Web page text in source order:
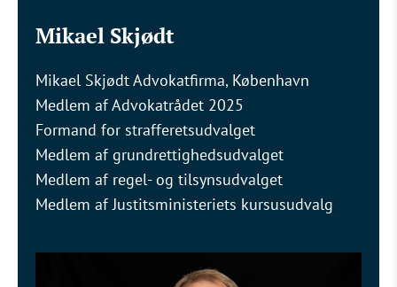
Mikael Skjødt
Mikael Skjødt Advokatfirma, København
Medlem af Advokatrådet 2025
Formand for strafferetsudvalget
Medlem af grundrettighedsudvalget
Medlem af regel- og tilsynsudvalget
Medlem af Justitsministeriets kursusudvalg